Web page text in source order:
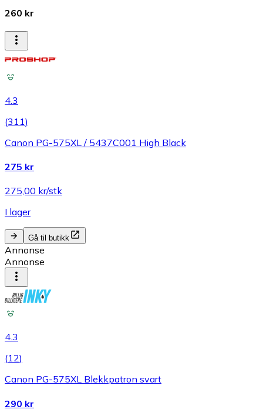
260 kr
4.3
(311)
Canon PG-575XL / 5437C001 High Black
275 kr
275,00 kr/stk
I lager
Gå til butikk
Annonse
Annonse
4.3
(12)
Canon PG-575XL Blekkpatron svart
290 kr